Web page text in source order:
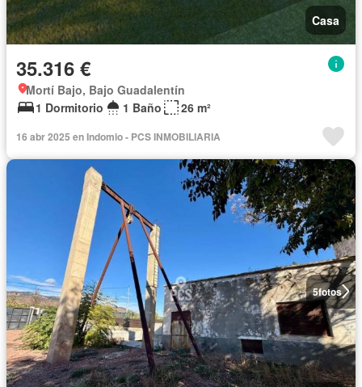
Casa
35.316 €
Mortí Bajo, Bajo Guadalentín
1 Dormitorio
1 Baño 26 m²
16 abr 2025 en Indomio - PCS INMOBILIARIA
5fotos